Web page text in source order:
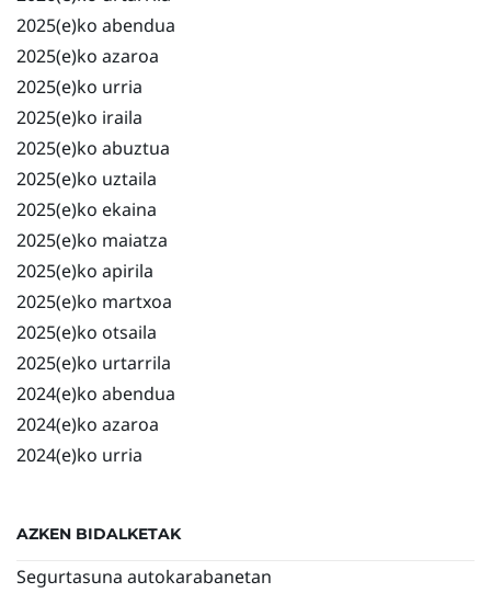
2025(e)ko abendua
2025(e)ko azaroa
2025(e)ko urria
2025(e)ko iraila
2025(e)ko abuztua
2025(e)ko uztaila
2025(e)ko ekaina
2025(e)ko maiatza
2025(e)ko apirila
2025(e)ko martxoa
2025(e)ko otsaila
2025(e)ko urtarrila
2024(e)ko abendua
2024(e)ko azaroa
2024(e)ko urria
AZKEN BIDALKETAK
Segurtasuna autokarabanetan